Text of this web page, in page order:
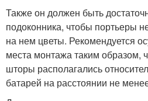
Также он должен быть
подоконника, чтобы портьеры
на нем цветы. Рекомендуется
места монтажа таким образом,
шторы располагались
батарей на расстоянии не